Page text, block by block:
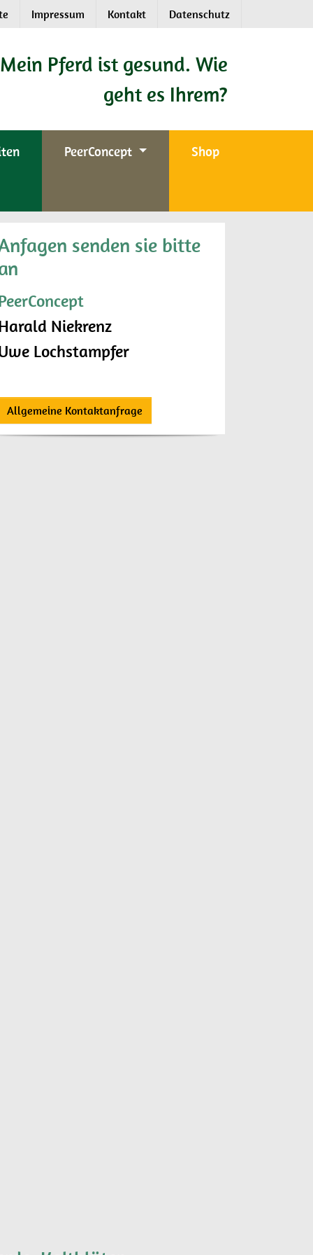
Impressum Kontakt
Datenschutz
Mein Pferd ist gesund. Wie
geht es Ihrem?
PeerConcept Shop
senden sie bitte
Niekrenz
Lochstampfer
Allgemeine Kontaktanfrage